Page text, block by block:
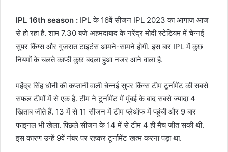
IPL 16th season : IPL के 16वें सीजन IPL 2023 का आगाज आज
से हो रहा है. शाम 7.30 बजे अहमदाबाद के नरेंद्र मोदी स्टेडियम में चेन्नई
सुपर किंग्स और गुजरात टाइटंस आमने-सामने होगी. इस बार IPL में कुछ
नियमों के चलते काफी कुछ बदला हुआ नजर आने वाला है.
महेंद्र सिंह धोनी की कप्तानी वाली चेन्नई सुपर किंग्स टीम टूर्नामेंट की सबसे
सफल टीमों में से एक है. टीम ने टूर्नामेंट में मुंबई के बाद सबसे ज्यादा 4
खिताब जीते हैं. 13 में से 11 सीजन में टीम प्लेऑफ में पहुंची और 9 बार
फाइनल भी खेला. पिछले सीजन के 14 में से टीम 4 ही मैच जीत सकी थी.
इस कारण उन्हें 9वें नंबर पर रहकर टूर्नामेंट खत्म करना पड़ा था.